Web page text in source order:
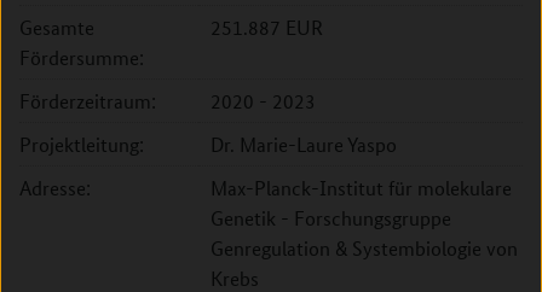
Gesamte
Fördersumme:
251.887 EUR
Förderzeitraum:
2020 - 2023
Projektleitung:
Dr. Marie-Laure Yaspo
Adresse:
Max-Planck-Institut für molekulare
Genetik - Forschungsgruppe
Genregulation & Systembiologie von
Krebs